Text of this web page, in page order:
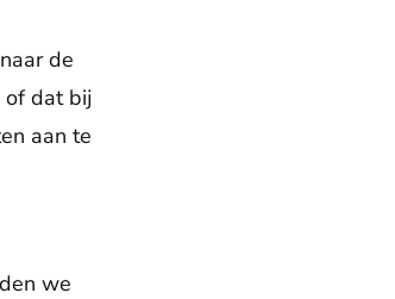
de
of dat bij
aan te
we